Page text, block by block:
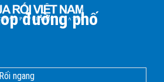
đường phố
Rối ngang